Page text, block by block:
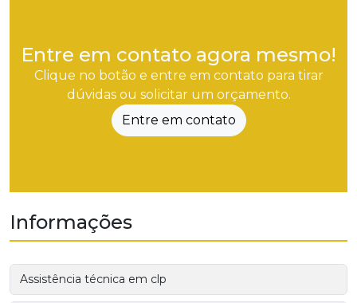
Entre em contato agora mesmo!
Clique no botão e entre em contato para tirar
dúvidas ou solicitar um orçamento.
Entre em contato
Informações
Assistência técnica em clp